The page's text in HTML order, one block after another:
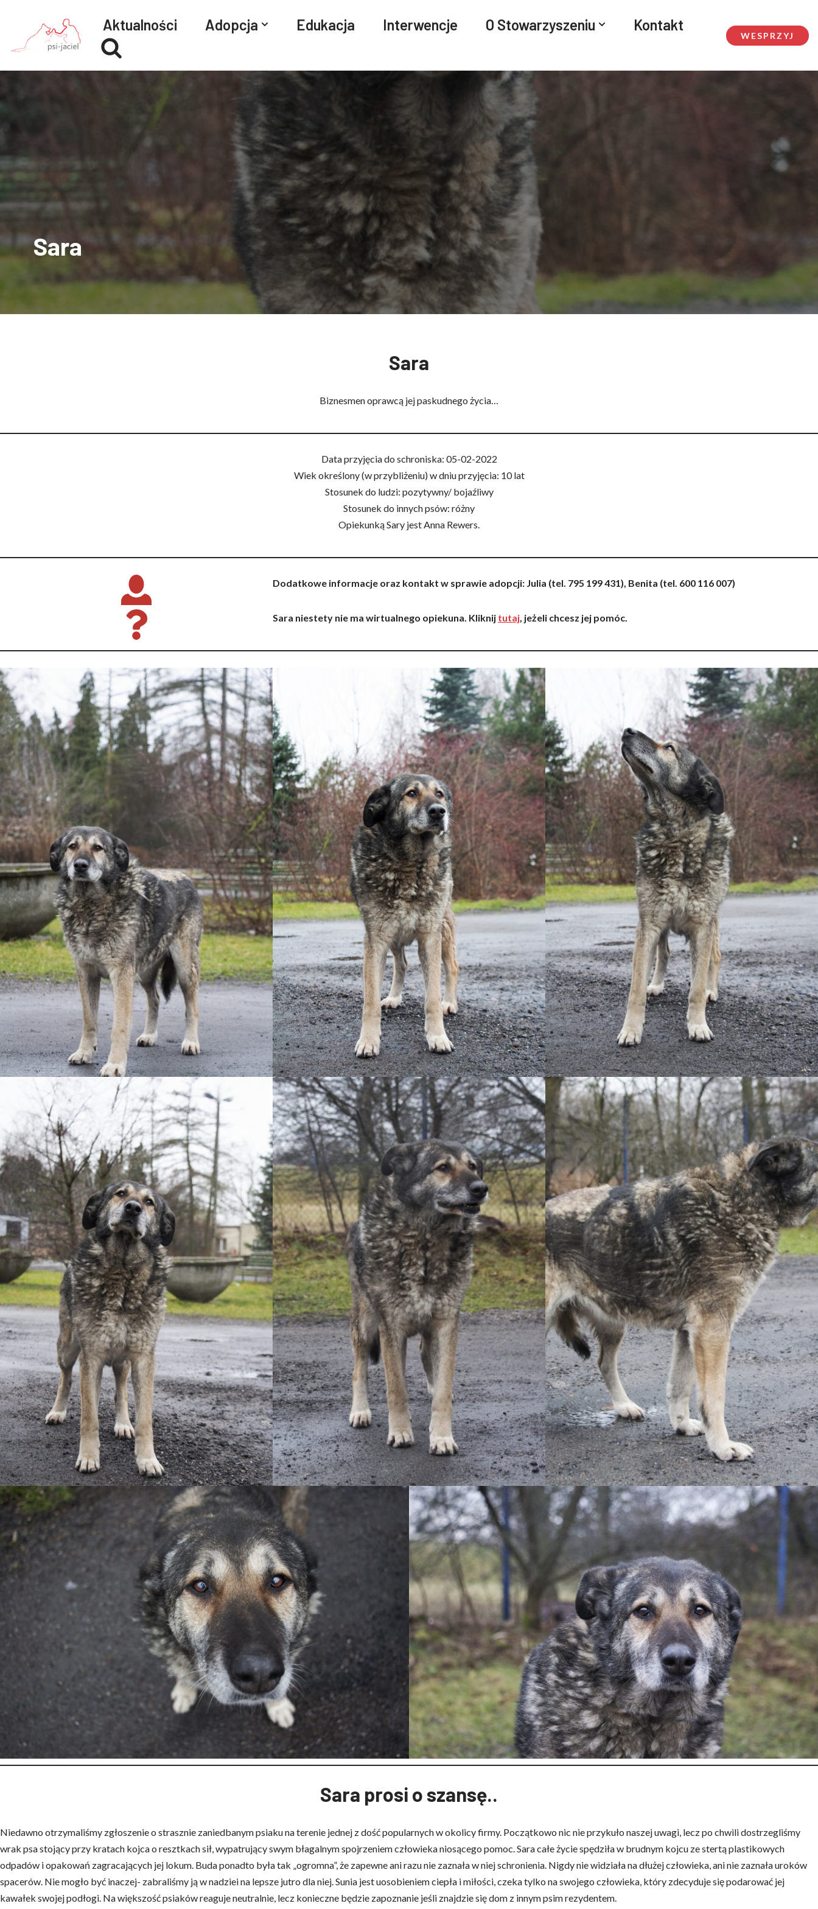
Przejdź
do
Aktualności Adopcja Edukacja Interwencje O Stowarzyszeniu Kontakt
WESPRZYJ
Sara
Sara
Biznesmen oprawcą jej paskudnego życia…
Data przyjęcia do schroniska: 05-02-2022
Wiek określony (w przybliżeniu) w dniu przyjęcia: 10 lat
Stosunek do ludzi: pozytywny/ bojaźliwy
Stosunek do innych psów: różny
Opiekunką Sary jest Anna Rewers.
Dodatkowe informacje oraz kontakt w sprawie adopcji: Julia (tel. 795 199 431), Benita (tel. 600 116 007)
Sara niestety nie ma wirtualnego opiekuna. Kliknij tutaj, jeżeli chcesz jej pomóc.
Sara prosi o szansę..
Niedawno otrzymaliśmy zgłoszenie o strasznie zaniedbanym psiaku na terenie jednej z dość popularnych w okolicy firmy. Początkowo nic nie przykuło naszej uwagi, lecz po chwili dostrzegliśmy
wrak psa stojący przy kratach kojca o resztkach sił, wypatrujący swym błagalnym spojrzeniem człowieka niosącego pomoc. Sara całe życie spędziła w brudnym kojcu ze stertą plastikowych
odpadów i opakowań zagracających jej lokum. Buda ponadto była tak „ogromna”, że zapewne ani razu nie zaznała w niej schronienia. Nigdy nie widziała na dłużej człowieka, ani nie zaznała uroków
spacerów. Nie mogło być inaczej- zabraliśmy ją w nadziei na lepsze jutro dla niej. Sunia jest uosobieniem ciepła i miłości, czeka tylko na swojego człowieka, który zdecyduje się podarować jej
kawałek swojej podłogi. Na większość psiaków reaguje neutralnie, lecz konieczne będzie zapoznanie jeśli znajdzie się dom z innym psim rezydentem.